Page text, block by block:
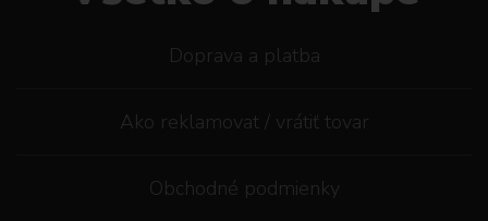
Doprava a platba
Ako reklamovat / vrátiť tovar
Obchodné podmienky